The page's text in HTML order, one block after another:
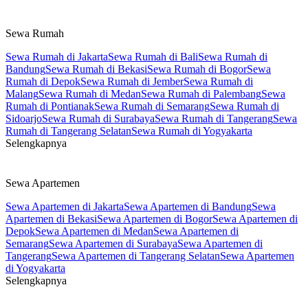
Sewa Rumah
Sewa Rumah di JakartaSewa Rumah di BaliSewa Rumah di
BandungSewa Rumah di BekasiSewa Rumah di BogorSewa
Rumah di DepokSewa Rumah di JemberSewa Rumah di
MalangSewa Rumah di MedanSewa Rumah di PalembangSewa
Rumah di PontianakSewa Rumah di SemarangSewa Rumah di
SidoarjoSewa Rumah di SurabayaSewa Rumah di TangerangSewa
Rumah di Tangerang SelatanSewa Rumah di Yogyakarta
Selengkapnya
Sewa Apartemen
Sewa Apartemen di JakartaSewa Apartemen di BandungSewa
Apartemen di BekasiSewa Apartemen di BogorSewa Apartemen di
DepokSewa Apartemen di MedanSewa Apartemen di
SemarangSewa Apartemen di SurabayaSewa Apartemen di
TangerangSewa Apartemen di Tangerang SelatanSewa Apartemen
di Yogyakarta
Selengkapnya